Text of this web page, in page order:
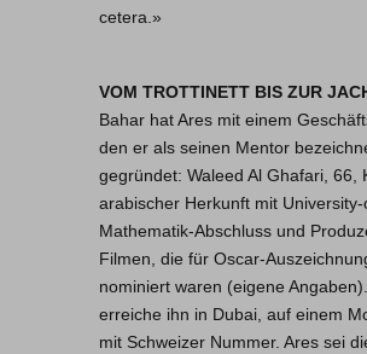
cetera.»
VOM TROTTINETT BIS ZUR
Bahar hat Ares mit einem
den er als seinen Mentor
gegründet: Waleed Al Ghafari, 66,
arabischer Herkunft mit
Mathematik-Abschluss und
Filmen, die für Oscar-
nominiert waren (eigene
erreiche ihn in Dubai, auf einem
mit Schweizer Nummer. Ares sei